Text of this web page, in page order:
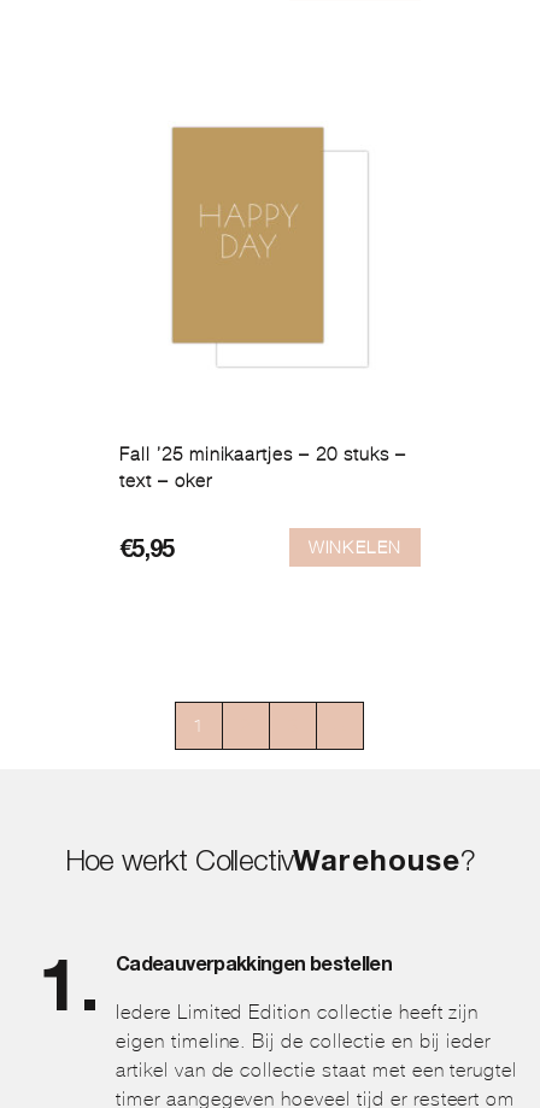
Fall ’25 minikaartjes – 20 stuks –
text – oker
€5,95 WINKELEN
1
Hoe werkt CollectivWarehouse?
Cadeauverpakkingen bestellen
Iedere Limited Edition collectie heeft zijn
eigen timeline. Bij de collectie en bij ieder
artikel van de collectie staat met een terugtel
timer aangegeven hoeveel tijd er resteert om